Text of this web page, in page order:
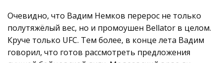
Очевидно, что Вадим Немков перерос не только
полутяжёлый вес, но и промоушен Bellator в целом.
Круче только UFC. Тем более, в конце лета Вадим
говорил, что готов рассмотреть предложения